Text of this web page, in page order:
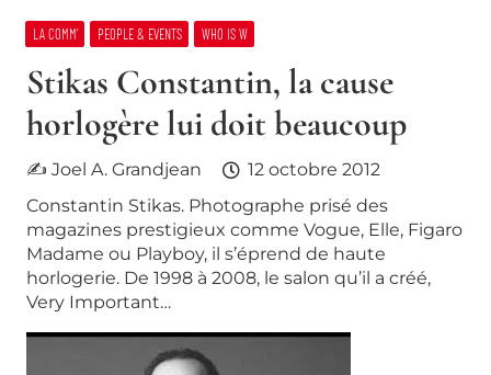
LA COMM’ PEOPLE & EVENTS WHO IS W
Stikas Constantin, la cause
horlogère lui doit beaucoup
✍ Joel A. Grandjean
12 octobre 2012
Constantin Stikas. Photographe prisé des
magazines prestigieux comme Vogue, Elle, Figaro
Madame ou Playboy, il s’éprend de haute
horlogerie. De 1998 à 2008, le salon qu’il a créé,
Very Important…